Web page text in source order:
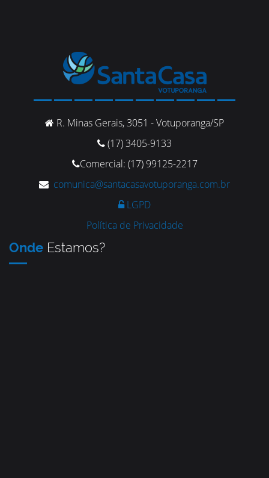
R. Minas Gerais, 3051 - Votuporanga/SP
(17) 3405-9133
Comercial: (17) 99125-2217
comunica@santacasavotuporanga.com.br
LGPD
Política de Privacidade
Onde Estamos?